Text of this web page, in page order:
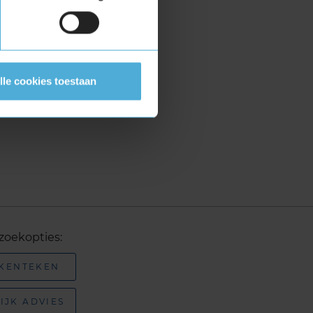
cookies toestaan
ADVIES